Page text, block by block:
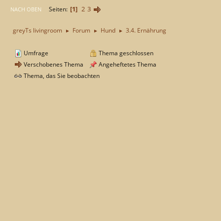
NACH OBEN Seiten 1 2 3
greyTs livingroom ► Forum ► Hund ► 3.4. Ernährung
Umfrage
Verschobenes Thema
Thema geschlossen
Angeheftetes Thema
Thema, das Sie beobachten